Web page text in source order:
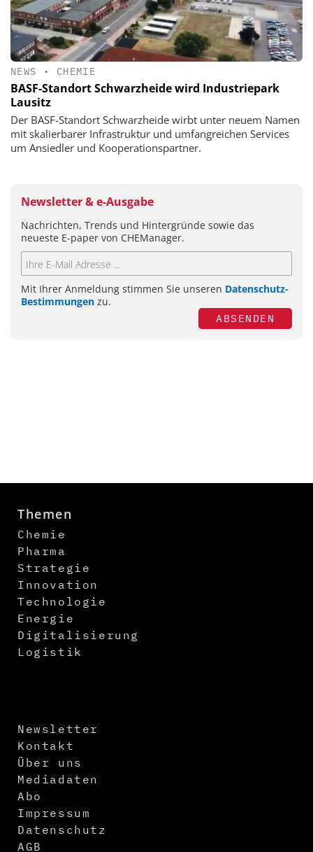
NEWS • CHEMIE
BASF-Standort Schwarzheide wird Industriepark
Lausitz
Der BASF-Standort Schwarzheide wirbt unter neuem Namen
mit skalierbarer Infrastruktur und umfangreichen Services
um Ansiedler und Kooperationspartner.
Newsletter & e-Ausgabe
Nachrichten, Trends und Hintergründe sowie das
neueste E-paper von CHEManager.
Mit Ihrer Anmeldung stimmen Sie unseren Datenschutz-
Bestimmungen zu.
ABSENDEN
Themen
Chemie
Pharma
Strategie
Innovation
Technologie
Energie
Digitalisierung
Logistik
Newsletter
Kontakt
Über uns
Mediadaten
Abo
Impressum
Datenschutz
AGB